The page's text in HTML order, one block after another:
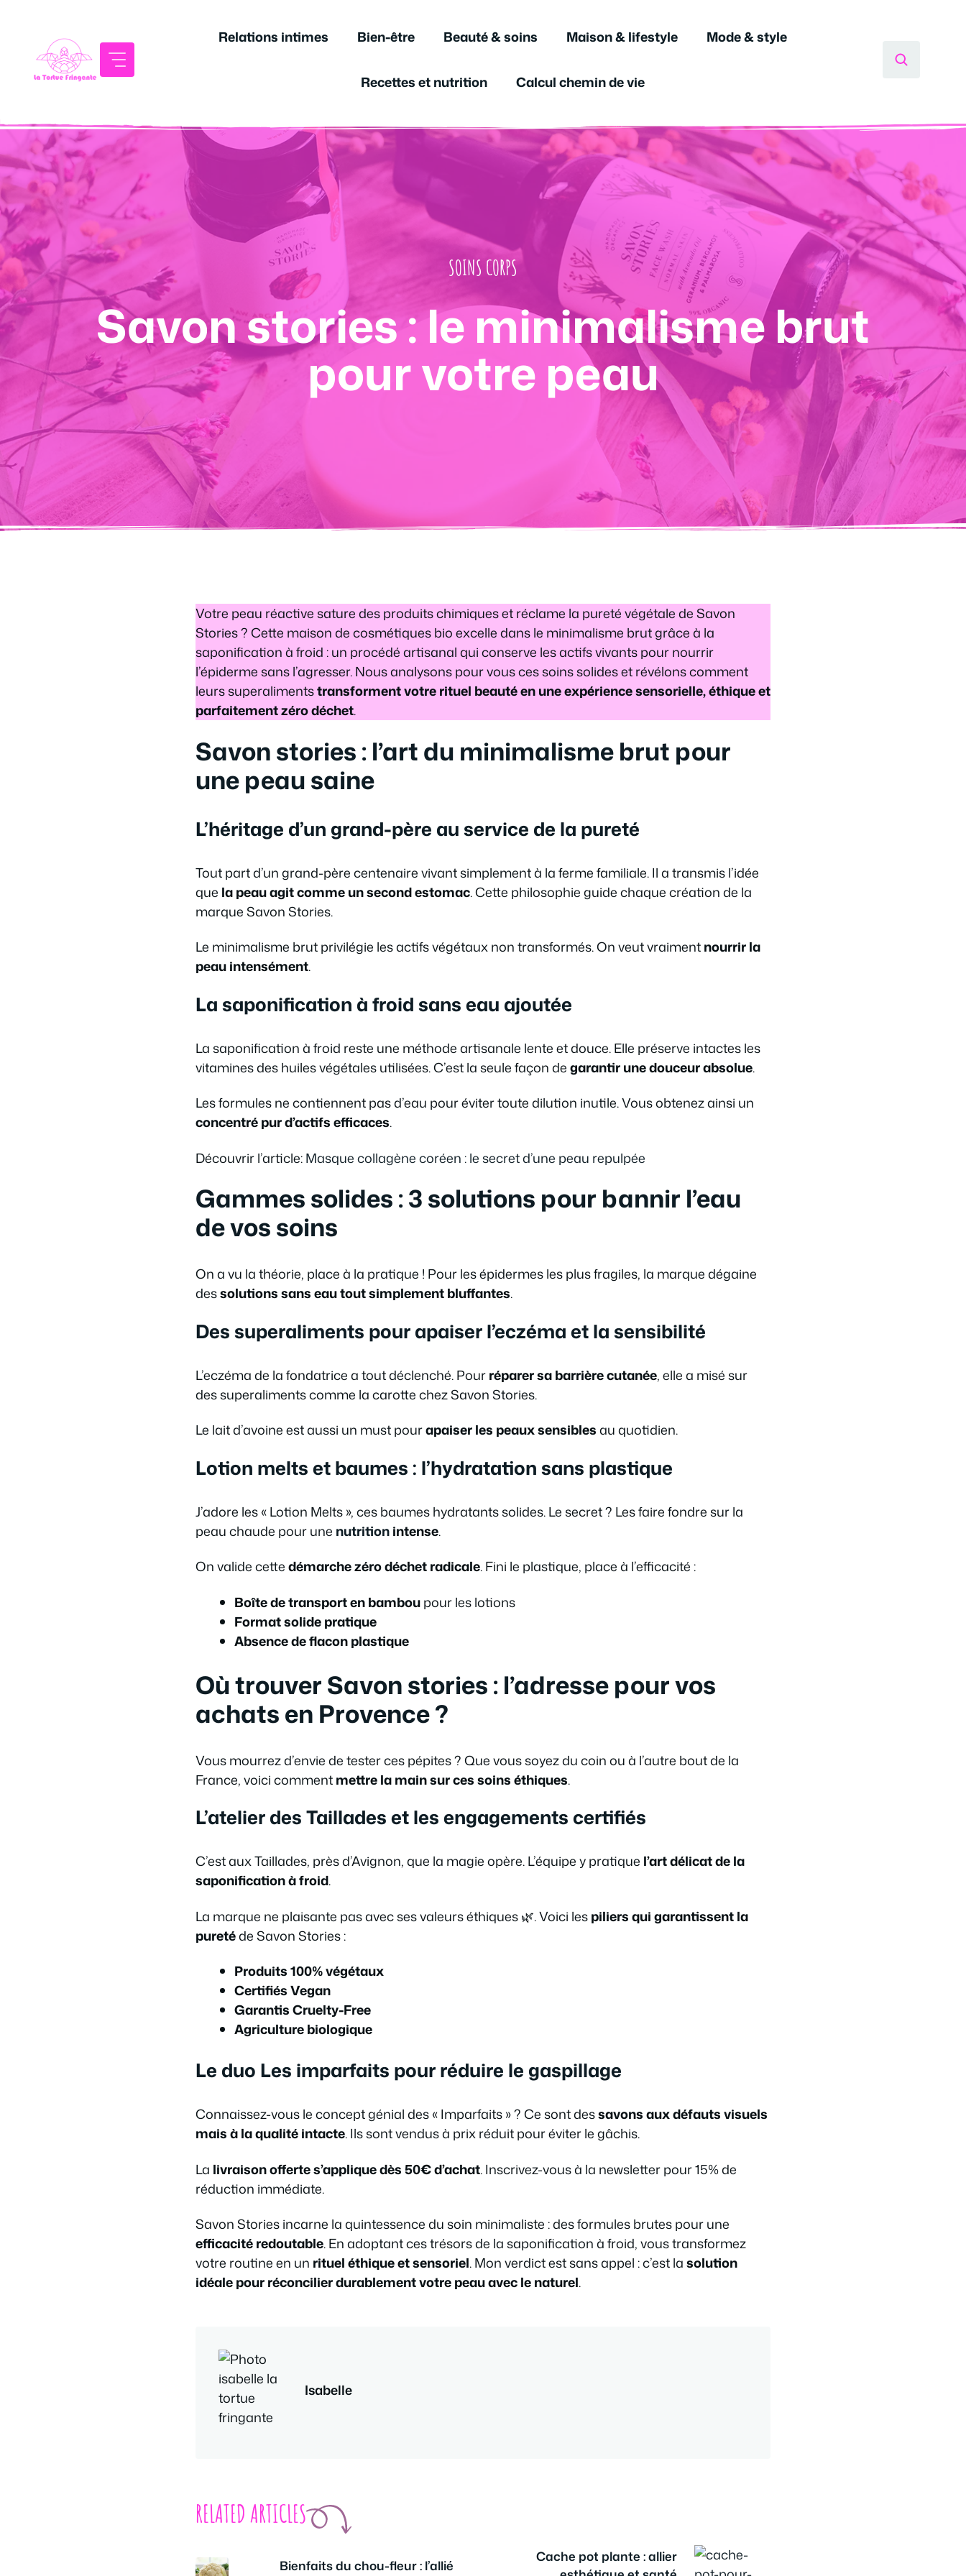
contenu
Relations intimes Bien-être Beauté & soins Maison & lifestyle Mode & style
Recettes et nutrition Calcul chemin de vie
SOINS CORPS
Savon stories : le minimalisme brut
pour votre peau
Votre peau réactive sature des produits chimiques et réclame la pureté végétale de Savon
Stories ? Cette maison de cosmétiques bio excelle dans le minimalisme brut grâce à la
saponification à froid : un procédé artisanal qui conserve les actifs vivants pour nourrir
l’épiderme sans l’agresser. Nous analysons pour vous ces soins solides et révélons comment
leurs superalimentstransforment votre rituel beauté en une expérience sensorielle, éthique et
parfaitement zéro déchet.
Savon stories : l’art du minimalisme brut pour
une peau saine
L’héritage d’un grand-père au service de la pureté
Tout part d’un grand-père centenaire vivant simplement à la ferme familiale. Il a transmis l’idée
que la peau agit comme un second estomac. Cette philosophie guide chaque création de la
marque Savon Stories.
Le minimalisme brut privilégie les actifs végétaux non transformés. On veut vraimentnourrir la
peau intensément.
La saponification à froid sans eau ajoutée
La saponification à froid reste une méthode artisanale lente et douce. Elle préserve intactes les
vitamines des huiles végétales utilisées. C’est la seule façon degarantir une douceur absolue.
Les formules ne contiennent pas d’eau pour éviter toute dilution inutile. Vous obtenez ainsi un
concentré pur d’actifs efficaces.
Découvrir l’article:Masque collagène coréen : le secret d’une peau repulpée
Gammes solides : 3 solutions pour bannir l’eau
de vos soins
On a vu la théorie, place à la pratique ! Pour les épidermes les plus fragiles, la marque dégaine
dessolutions sans eau tout simplement bluffantes.
Des superaliments pour apaiser l’eczéma et la sensibilité
L’eczéma de la fondatrice a tout déclenché. Pourréparer sa barrière cutanée, elle a misé sur
des superaliments comme la carotte chez Savon Stories.
Le lait d’avoine est aussi un must pourapaiser les peaux sensiblesau quotidien.
Lotion melts et baumes : l’hydratation sans plastique
J’adore les « Lotion Melts », ces baumes hydratants solides. Le secret ? Les faire fondre sur la
peau chaude pour une nutritionintense.
On valide cettedémarche zéro déchet radicale. Fini le plastique, place à l’efficacité :
Boîte de transport en bamboupour les lotions
Format solide pratique
Absence de flacon plastique
Où trouver Savon stories : l’adresse pour vos
achats en Provence ?
Vous mourrez d’envie de tester ces pépites ? Que vous soyez du coin ou à l’autre bout de la
France, voici commentmettre la main sur ces soins éthiques.
L’atelier des Taillades et les engagements certifiés
C’est aux Taillades, près d’Avignon, que la magie opère. L’équipe y pratique l’art délicat de la
saponification à froid.
La marque ne plaisante pas avec ses valeurs éthiques 🌿. Voici lespiliers qui garantissent la
puretéde Savon Stories :
Produits 100% végétaux
Certifiés Vegan
Garantis Cruelty-Free
Agriculture biologique
Le duo Les imparfaits pour réduire le gaspillage
Connaissez-vous le concept génial des « Imparfaits » ? Ce sont dessavons aux défauts visuels
mais à la qualité intacte. Ils sont vendus à prix réduit pour éviter le gâchis.
La livraison offerte s’applique dès 50€ d’achat. Inscrivez-vous à la newsletter pour 15% de
réduction immédiate.
Savon Stories incarne la quintessence du soin minimaliste : des formules brutes pour une
efficacité redoutable. En adoptant ces trésors de la saponification à froid, vous transformez
votre routine en un rituel éthique et sensoriel. Mon verdict est sans appel : c’est lasolution
idéale pour réconcilier durablement votre peau avec le naturel.
Isabelle
RELATED ARTICLES
Bienfaits du chou-fleur : l’allié
Cache pot plante : allier